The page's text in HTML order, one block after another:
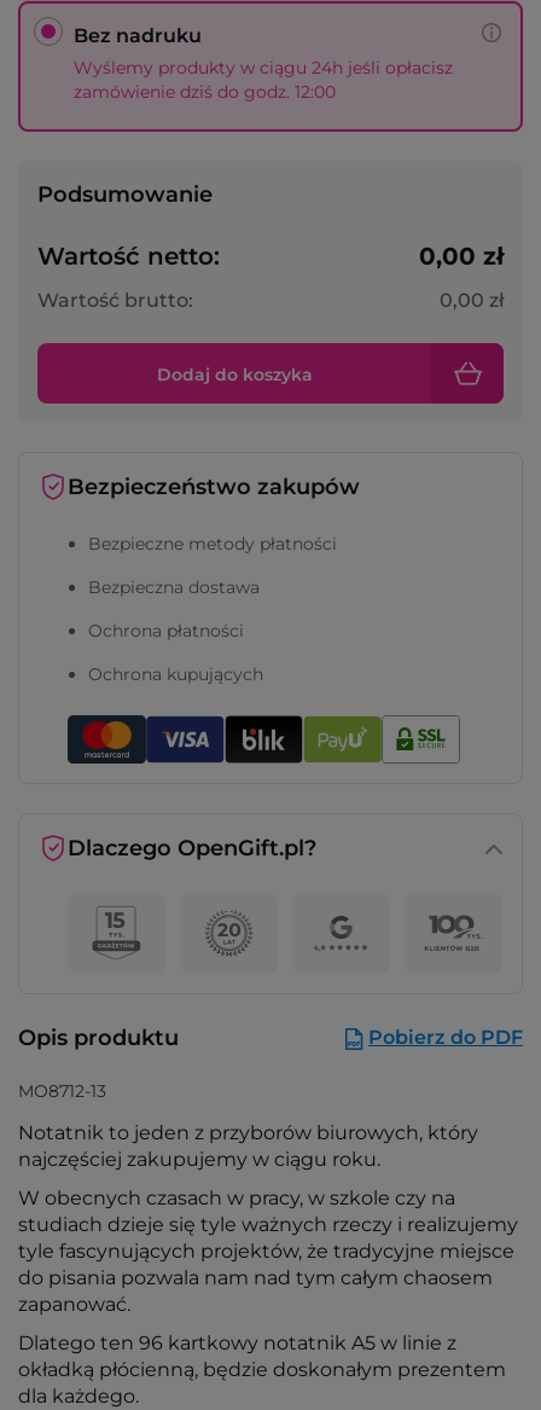
Bez nadruku
Wyślemy produkty w ciągu 24h jeśli opłacisz
zamówienie dziś do godz. 12:00
Podsumowanie
Wartość netto: 0,00 zł
Wartość brutto: 0,00 zł
Dodaj do koszyka
Bezpieczeństwo zakupów
Bezpieczne metody płatności
Bezpieczna dostawa
Ochrona płatności
Ochrona kupujących
Dlaczego OpenGift.pl?
Opis produktu Pobierz do PDF
MO8712-13
Notatnik to jeden z przyborów biurowych, który
najczęściej zakupujemy w ciągu roku.
W obecnych czasach w pracy, w szkole czy na
studiach dzieje się tyle ważnych rzeczy i realizujemy
tyle fascynujących projektów, że tradycyjne miejsce
do pisania pozwala nam nad tym całym chaosem
zapanować.
Dlatego ten 96 kartkowy notatnik A5 w linie z
okładką płócienną, będzie doskonałym prezentem
dla każdego.